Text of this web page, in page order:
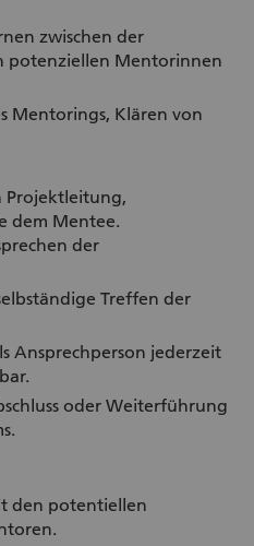
zwischen der
potenziellen Mentorinnen
Mentorings, Klären von
Projektleitung,
dem Mentee.
der
Treffen der
Ansprechperson jederzeit
oder Weiterführung
den potentiellen